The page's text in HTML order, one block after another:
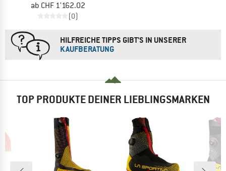
ab CHF 1'162.02
(0)
HILFREICHE TIPPS GIBT'S IN UNSERER
KAUFBERATUNG
TOP PRODUKTE DEINER LIEBLINGSMARKEN